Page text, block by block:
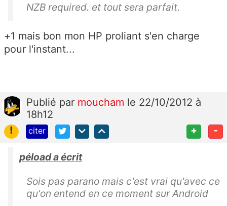
NZB required. et tout sera parfait.
+1 mais bon mon HP proliant s'en charge
pour l'instant...
Publié par moucham le 22/10/2012 à
18h12
!
citer + -
péload a écrit
Sois pas parano mais c'est vrai qu'avec ce
qu'on entend en ce moment sur Android